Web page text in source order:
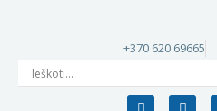
+370 620 69665